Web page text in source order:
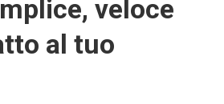
veloce
al tuo